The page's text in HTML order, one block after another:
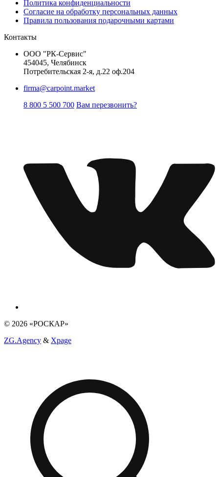
Политика конфиденциальности
Согласие на обработку персональных данных
Правила пользования подарочными картами
Контакты
ООО "РК-Сервис"
454045, Челябинск
Потребительская 2-я, д.22 оф.204
firma@carpoint.market
8 800 5 500 700 Вам перезвонить?
© 2026 «РОСКАР»
ZG.Agency & Xpage